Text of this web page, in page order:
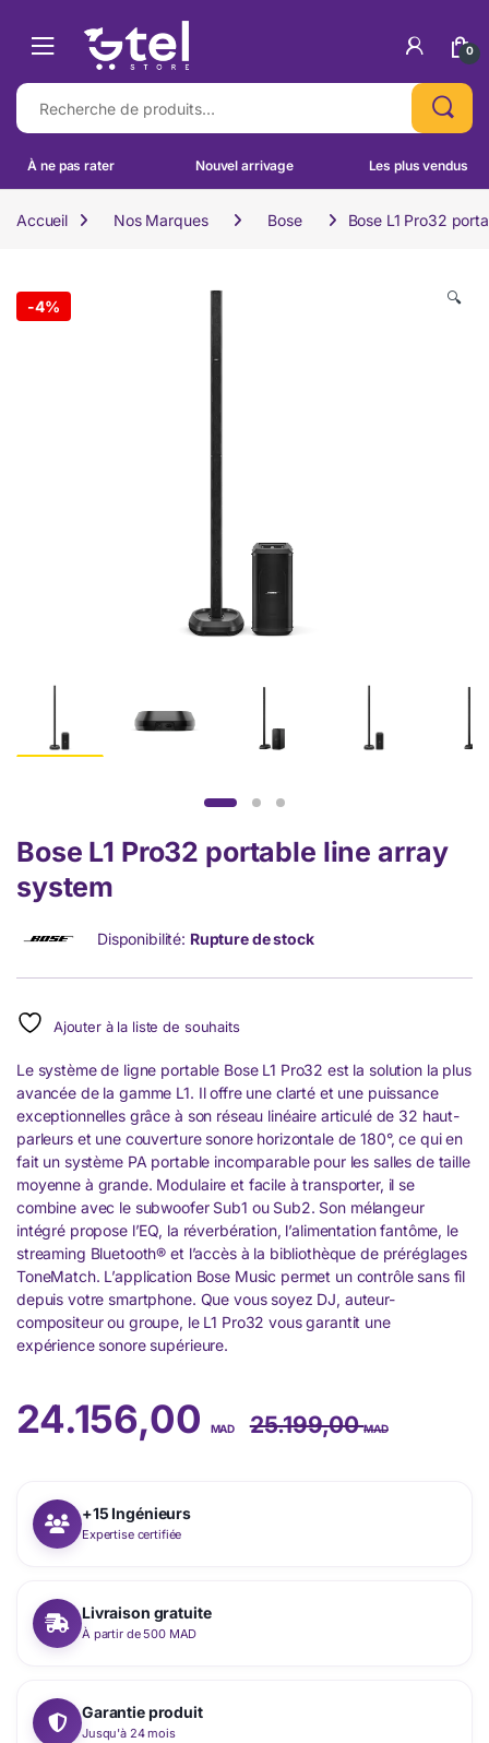
0
Recherche pour :
À ne pas rater Nouvel arrivage Les plus vendus
Accueil Nos Marques Bose Bose L1 Pro32
-4% 🔍
Bose L1 Pro32 portable line array
system
Disponibilité: Rupture de stock
Ajouter à la liste de souhaits
Le système de ligne portable Bose L1 Pro32 est la solution la plus
avancée de la gamme L1. Il offre une clarté et une puissance
exceptionnelles grâce à son réseau linéaire articulé de 32 haut-
parleurs et une couverture sonore horizontale de 180°, ce qui en
fait un système PA portable incomparable pour les salles de taille
moyenne à grande. Modulaire et facile à transporter, il se
combine avec le subwoofer Sub1 ou Sub2. Son mélangeur
intégré propose l’EQ, la réverbération, l’alimentation fantôme, le
streaming Bluetooth® et l’accès à la bibliothèque de préréglages
ToneMatch. L’application Bose Music permet un contrôle sans fil
depuis votre smartphone. Que vous soyez DJ, auteur-
compositeur ou groupe, le L1 Pro32 vous garantit une
expérience sonore supérieure.
24.156,00 MAD 25.199,00MAD
+15 Ingénieurs
Expertise certifiée
Livraison gratuite
À partir de 500 MAD
Garantie produit
Jusqu'à 24 mois